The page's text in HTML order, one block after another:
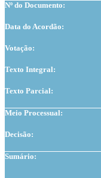
Nº do Documento:
Data do Acordão:
Votação:
Texto Integral:
Texto Parcial:
Meio Processual:
Decisão:
Sumário: